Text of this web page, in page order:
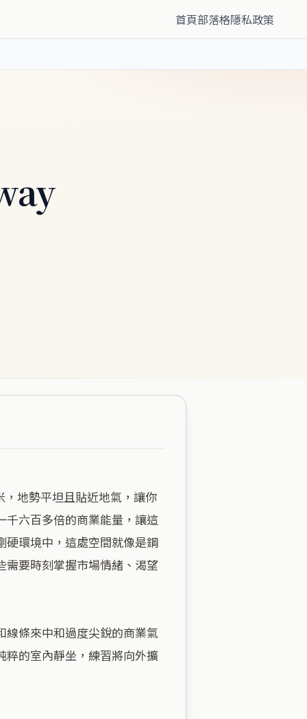
首頁部落格隱私政策
千六百多倍的商業能量，讓這
硬環境中，這處空間就像是鋼
要時刻掌握市場情緒、渴望
線條來中和過度尖銳的商業氣
粹的室內靜坐，練習將向外擴